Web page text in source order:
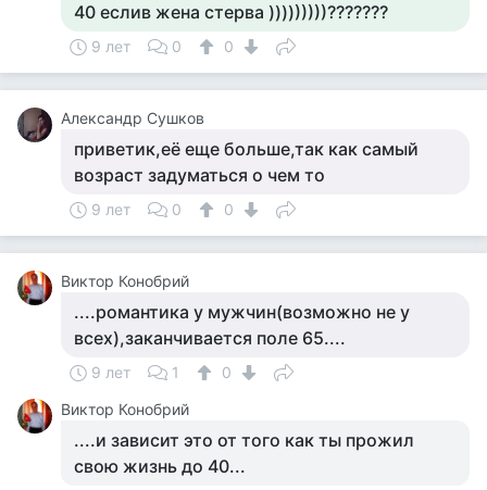
40 еслив жена стерва )))))))))???????
9 лет 0 0
Александр Сушков
приветик,её еще больше,так как самый
возраст задуматься о чем то
9 лет 0 0
Виктор Конобрий
....романтика у мужчин(возможно не у
всех),заканчивается поле 65....
9 лет 1
0
Виктор Конобрий
....и зависит это от того как ты прожил
свою жизнь до 40...